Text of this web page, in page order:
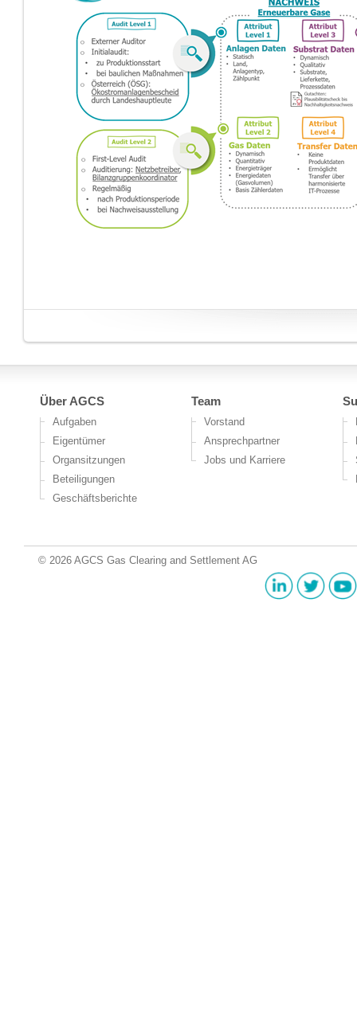
Über AGCS
Aufgaben
Eigentümer
Organsitzungen
Beteiligungen
Geschäftsberichte
Team
Vorstand
Ansprechpartner
Jobs und Karriere
© 2026 AGCS Gas Clearing and Settlement AG